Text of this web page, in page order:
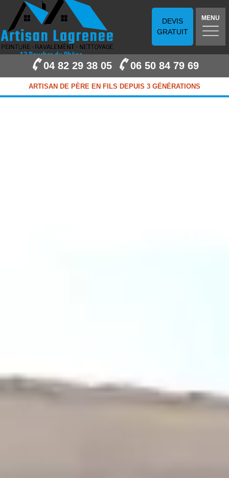
DEVIS
GRATUIT
MENU
04 82 29 38 05 06 50 84 79 69
ARTISAN DE PÈRE EN FILS DEPUIS 3 GÉNÉRATIONS